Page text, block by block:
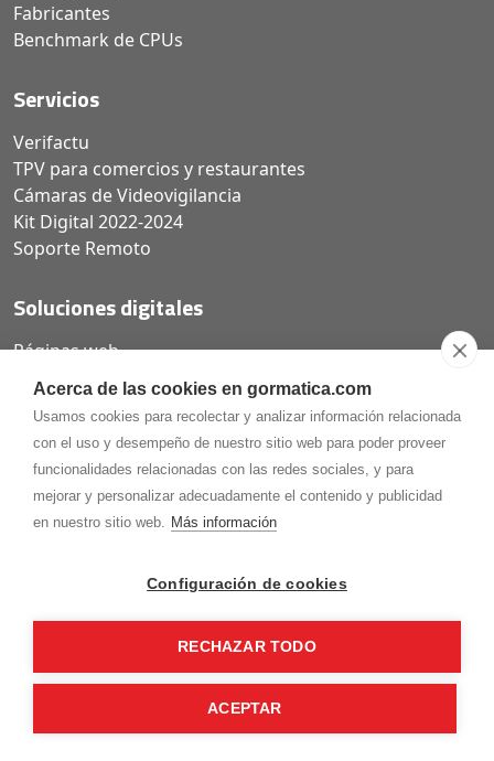
Acerca de las cookies en gormatica.com
Usamos cookies para recolectar y analizar información relacionada
con el uso y desempeño de nuestro sitio web para poder proveer
funcionalidades relacionadas con las redes sociales, y para
mejorar y personalizar adecuadamente el contenido y publicidad
en nuestro sitio web. Más información
Configuración de cookies
RECHAZAR TODO
ACEPTAR
Fabricantes
Benchmark de CPUs
Servicios
Verifactu
TPV para comercios y restaurantes
Cámaras de Videovigilancia
Kit Digital 2022-2024
Soporte Remoto
Soluciones digitales
Páginas web
Tiendas online
975.368.262
¡Síguenos en nuestras redes!